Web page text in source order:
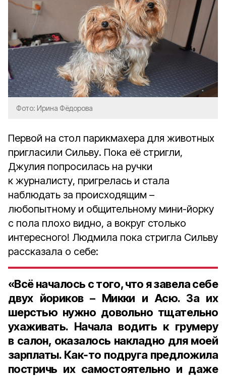
Фото: Ирина Фёдорова
Первой на стол парикмахера для животных
пригласили Сильву. Пока её стригли,
Джулия попросилась на ручки
к журналисту, пригрелась и стала
наблюдать за происходящим –
любопытному и общительному мини-йорку
с пола плохо видно, а вокруг столько
интересного! Людмила пока стригла Сильву
рассказала о себе:
«Всё началось с того, что я завела себе
двух йориков– Микки и Асю. За их
шерстью нужно довольно тщательно
ухаживать. Начала водить к грумеру
в салон, оказалось накладно для моей
зарплаты. Как‑то подруга предложила
постричь их самостоятельно и даже